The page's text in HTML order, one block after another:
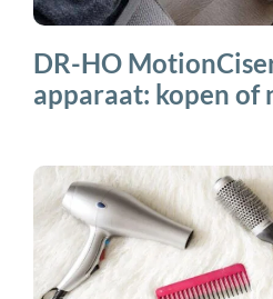
DR-HO
apparaat: kopen of